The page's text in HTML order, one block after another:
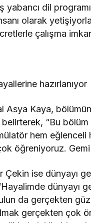
yabancı dil
olarak
çalışma
hazırlanıyor
Asya Kaya,
“Bu
hem eğlenceli
öğreniyoruz.
Çekin ise dünyayı
dünyayı
da gerçekten
gerçekten çok